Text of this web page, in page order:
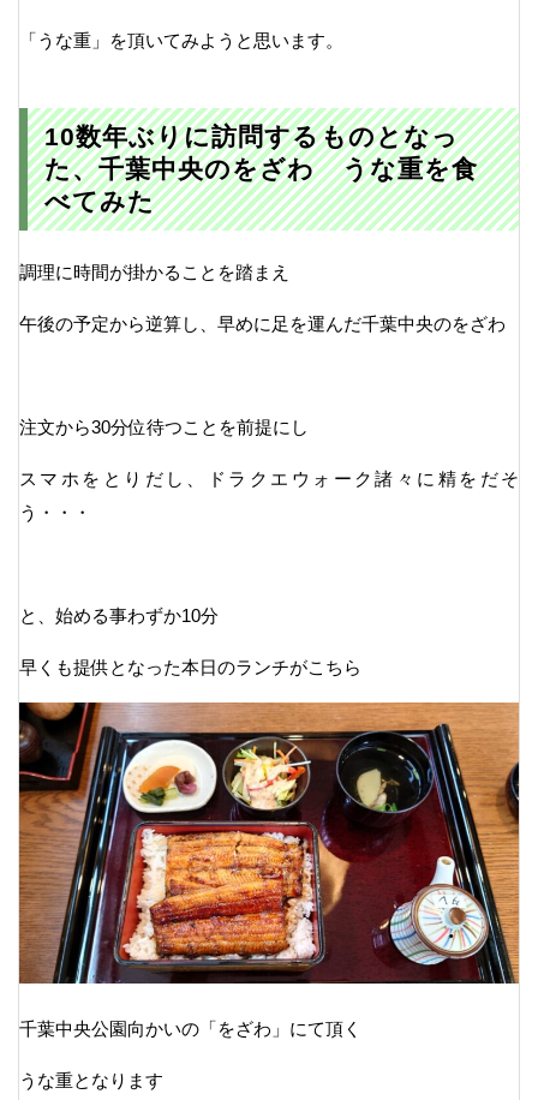
「うな重」を頂いてみようと思います。
10数年ぶりに訪問するものとなっ
た、千葉中央のをざわ うな重を食
べてみた
調理に時間が掛かることを踏まえ
午後の予定から逆算し、早めに足を運んだ千葉中央のをざわ
注文から30分位待つことを前提にし
スマホをとりだし、ドラクエウォーク諸々に精をだそ
う・・・
と、始める事わずか10分
早くも提供となった本日のランチがこちら
千葉中央公園向かいの「をざわ」にて頂く
うな重となります